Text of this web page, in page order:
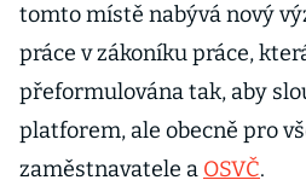
tomto místě nabývá nový
práce v zákoníku práce,
přeformulována tak, aby
platforem, ale obecně pro
zaměstnavatele a OSVČ.